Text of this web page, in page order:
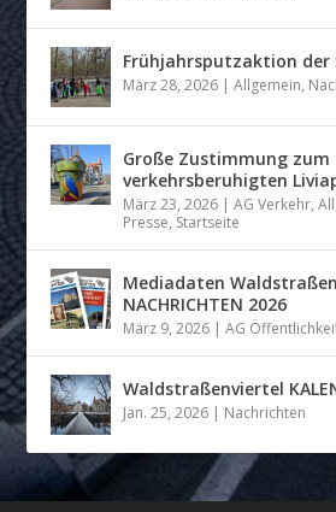
Frühjahrsputzaktion der
März 28, 2026 |Allgemein,
Große Zustimmung zum
verkehrsberuhigten
März 23, 2026 |AG Verkehr,
Presse, Startseite
Mediadaten
NACHRICHTEN 2026
März 9, 2026 |AG
Waldstraßenviertel
Jan. 25, 2026 | Nachrichten